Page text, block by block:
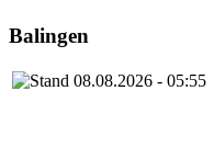
Balingen